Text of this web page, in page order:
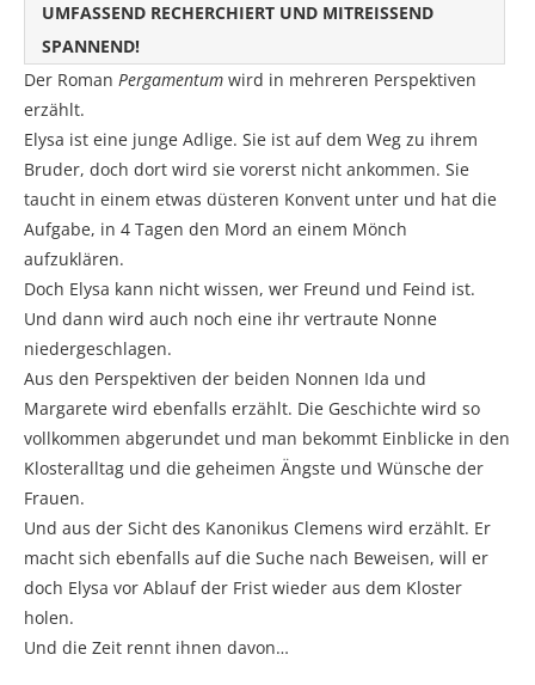
UMFASSEND RECHERCHIERT UND MITREISSEND S
PANNEND!
Der Roman Pergamentum wird in mehreren Perspektiven
erzählt.
Elysa ist eine junge Adlige. Sie ist auf dem Weg zu ihrem
Bruder, doch dort wird sie vorerst nicht ankommen. Sie
taucht in einem etwas düsteren Konvent unter und hat die
Aufgabe, in 4 Tagen den Mord an einem Mönch
aufzuklären.
Doch Elysa kann nicht wissen, wer Freund und Feind ist.
Und dann wird auch noch eine ihr vertraute Nonne
niedergeschlagen.
Aus den Perspektiven der beiden Nonnen Ida und
Margarete wird ebenfalls erzählt. Die Geschichte wird so
vollkommen abgerundet und man bekommt Einblicke in den
Klosteralltag und die geheimen Ängste und Wünsche der
Frauen.
Und aus der Sicht des Kanonikus Clemens wird erzählt. Er
macht sich ebenfalls auf die Suche nach Beweisen, will er
doch Elysa vor Ablauf der Frist wieder aus dem Kloster
holen.
Und die Zeit rennt ihnen davon…